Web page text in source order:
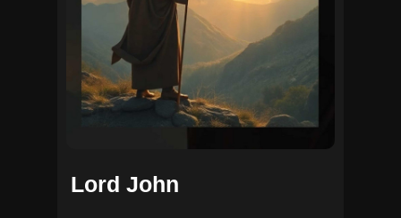
Lord John